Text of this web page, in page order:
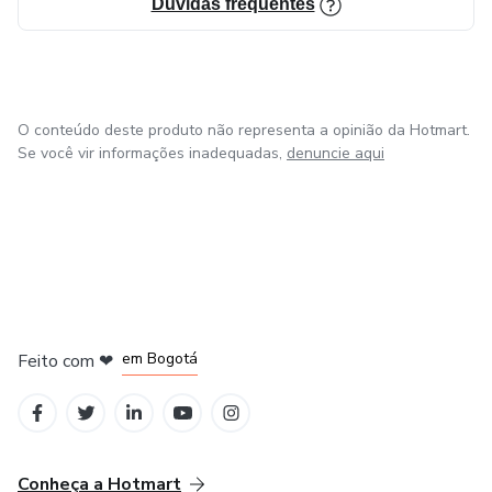
Dúvidas frequentes
O conteúdo deste produto não representa a opinião da Hotmart.
Se você vir informações inadequadas, denuncie aqui
Feito com ❤ em Bogotá
Conheça a Hotmart